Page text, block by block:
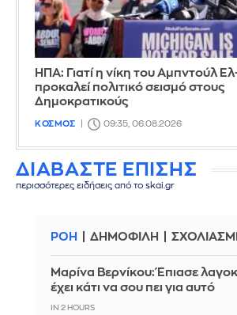
ΗΠΑ: Γιατί η νίκη του Αμπντούλ
προκαλεί πολιτικό σεισμό στους
Δημοκρατικούς
ΚΟΣΜΟΣ 09:35, 06.08.2026
ΔΙΑΒΑΣΤΕ ΕΠΙΣΗΣ
περισσότερες ειδήσεις από το skai.gr
ΡΟΗ ΔΗΜΟΦΙΛΗ
Μαρίνα Βερνίκου: Έπιασε
έχει κάτι να σου πει για αυτό
IN 2 HOURS